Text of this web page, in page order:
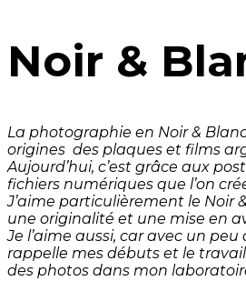
Noir &
La photographie en Noir &
origines des plaques et films
Aujourd’hui, c’est grâce aux
fichiers numériques que l’on
J’aime particulièrement le Noir
une originalité et une mise en
Je l’aime aussi, car avec un
rappelle mes débuts et le
des photos dans mon